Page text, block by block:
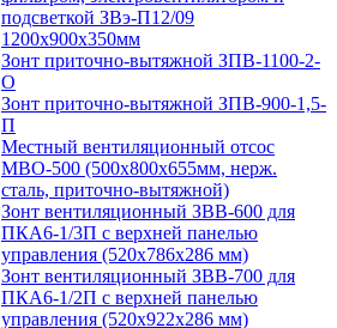
подсветкой ЗВэ-П12/09
1200х900х350мм
Зонт приточно-вытяжной ЗПВ-1100-2-
О
Зонт приточно-вытяжной ЗПВ-900-1,5-
П
Местный вентиляционный отсос
МВО-500 (500х800х655мм, нерж.
сталь, приточно-вытяжной)
Зонт вентиляционный ЗВВ-600 для
ПКА6-1/3П с верхней панелью
управления (520х786х286 мм)
Зонт вентиляционный ЗВВ-700 для
ПКА6-1/2П с верхней панелью
управления (520х922х286 мм)